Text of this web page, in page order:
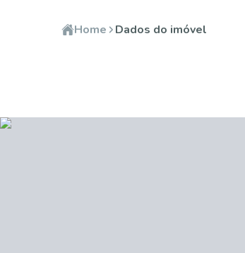
Home Dados do imóvel